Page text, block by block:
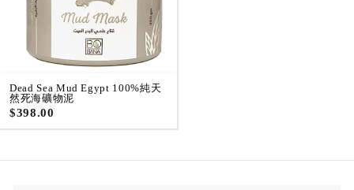
Dead Sea Mud Egypt 100%純天
然死海礦物泥
$398.00
.